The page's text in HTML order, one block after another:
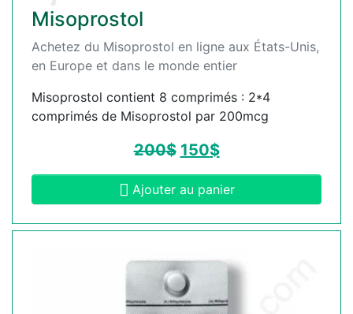
Misoprostol
Achetez du Misoprostol en ligne aux États-Unis,
en Europe et dans le monde entier
Misoprostol contient 8 comprimés : 2*4
comprimés de Misoprostol par 200mcg
200$ 150$
Ajouter au panier